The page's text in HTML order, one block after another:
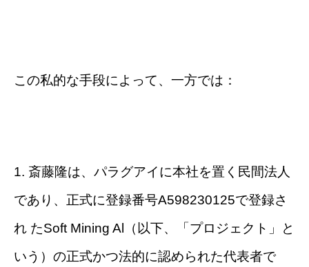
この私的な手段によって、一方では：
1. 斎藤隆は、パラグアイに本社を置く民間法人
であり、正式に登録番号A598230125で登録さ
れ たSoft Mining Al（以下、「プロジェクト」と
いう）の正式かつ法的に認められた代表者で